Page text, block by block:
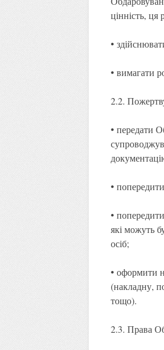
цінність,
•
• вимагати
2.2.
• передати
•
•
які можуть
осіб;
• оформити
(накладну,
тощо).
2.3. Права